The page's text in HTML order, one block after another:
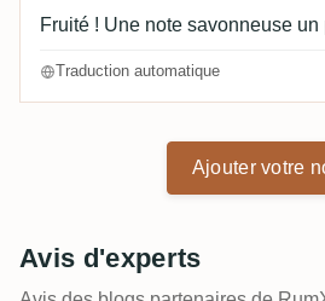
Fruité ! Une note savonneuse
Traduction automatique
Ajouter votre
Avis d'experts